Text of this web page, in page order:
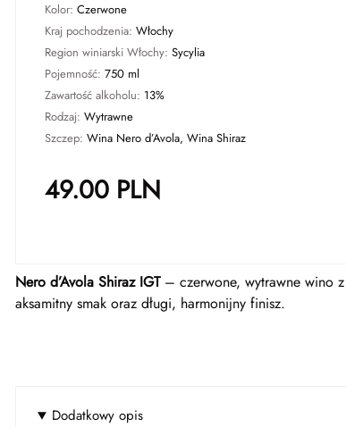
Kolor: Czerwone
Kraj pochodzenia: Włochy
Region winiarski Włochy: Sycylia
Pojemność: 750 ml
Zawartość alkoholu: 13%
Rodzaj: Wytrawne
Szczep: Wina Nero d’Avola, Wina Shiraz
49.00 PLN
Nero d’Avola Shiraz IGT– czerwone, wytrawne wino
aksamitny smak oraz długi, harmonijny finisz.
Dodatkowy opis